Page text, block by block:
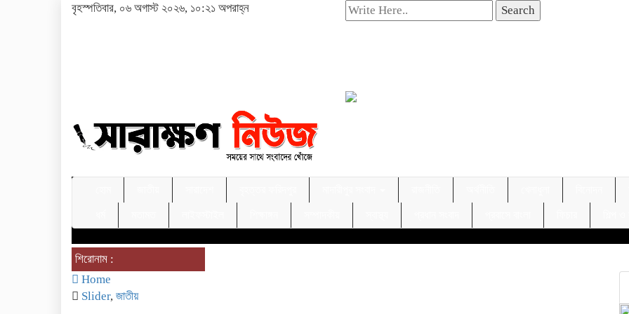
বৃহস্পতিবার, ০৬ অগাস্ট ২০২৬, ১০:২১ অপরাহ্ন Search
শিরোনাম :
Home
Slider, জাতীয়